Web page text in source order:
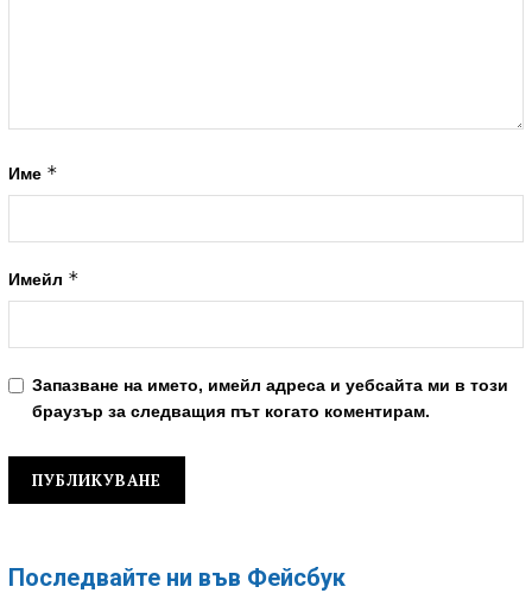
Име *
Имейл *
Запазване на името, имейл адреса и уебсайта ми в този
браузър за следващия път когато коментирам.
Последвайте ни във Фейсбук